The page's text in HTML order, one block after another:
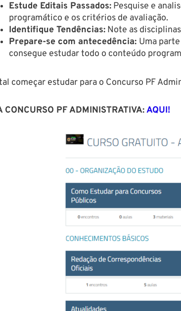
Estude Editais Passados:Pesquise e
programático e os critérios de avaliação.
Identifique Tendências:Note as
Prepare-se com antecedência: Uma
consegue estudar todo o conteúdo
começar estudar para o Concurso PF
CONCURSO PF ADMINISTRATIVA:AQUI!